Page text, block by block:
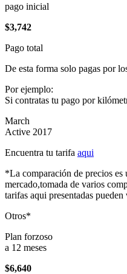
pago inicial
$3,742
Pago total
De esta forma solo pagas por
Por ejemplo:
Si contratas tu pago por
March
Active 2017
Encuentra tu tarifa aqui
*La comparación de precios es
mercado,tomada de varios
tarifas aqui presentadas pueden
Otros*
Plan forzoso
a 12 meses
$6,640